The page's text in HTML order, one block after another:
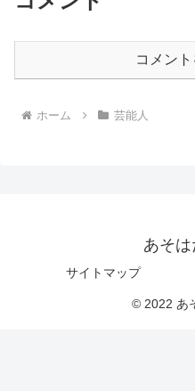
コメン
ホーム 芸能人
あそ
サイトマップ
© 2022 あ